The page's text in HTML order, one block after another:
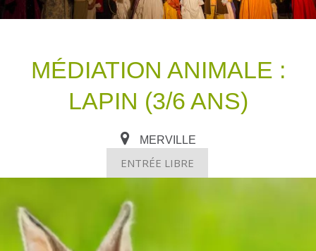
MÉDIATION ANIMALE :
LAPIN (3/6 ANS)
MERVILLE
ENTRÉE LIBRE